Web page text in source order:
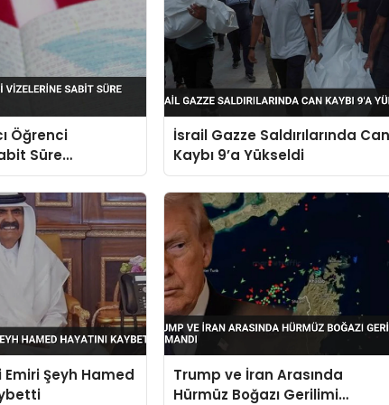
Öğrenci
Süre
Getirdi
İsrail Gazze Saldırılarında
Kaybı 9’a Yükseldi
Emiri Şeyh Hamed
Trump ve İran Arasında
Hürmüz Boğazı Gerilimi